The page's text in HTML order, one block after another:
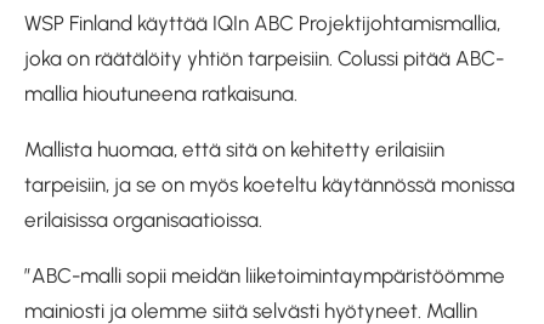
WSP Finland käyttää IQIn ABC Projektijohtamismallia,
joka on räätälöity yhtiön tarpeisiin. Colussi pitää ABC-
mallia hioutuneena ratkaisuna.
Mallista huomaa, että sitä on kehitetty erilaisiin
tarpeisiin, ja se on myös koeteltu käytännössä monissa
erilaisissa organisaatioissa.
”ABC-malli sopii meidän liiketoimintaympäristöömme
mainiosti ja olemme siitä selvästi hyötyneet. Mallin